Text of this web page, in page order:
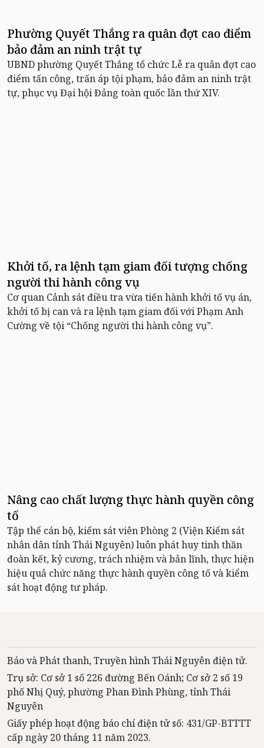
Phường Quyết Thắng ra quân đợt cao điểm
bảo đảm an ninh trật tự
UBND phường Quyết Thắng tổ chức Lễ ra quân đợt cao
điểm tấn công, trấn áp tội phạm, bảo đảm an ninh trật
tự, phục vụ Đại hội Đảng toàn quốc lần thứ XIV.
Khởi tố, ra lệnh tạm giam đối tượng chống
người thi hành công vụ
Cơ quan Cảnh sát điều tra vừa tiến hành khởi tố vụ án,
khởi tố bị can và ra lệnh tạm giam đối với Phạm Anh
Cường về tội “Chống người thi hành công vụ”.
Nâng cao chất lượng thực hành quyền công
tố
Tập thể cán bộ, kiểm sát viên Phòng 2 (Viện Kiểm sát
nhân dân tỉnh Thái Nguyên) luôn phát huy tinh thần
đoàn kết, kỷ cương, trách nhiệm và bản lĩnh, thực hiện
hiệu quả chức năng thực hành quyền công tố và kiểm
sát hoạt động tư pháp.
Báo và Phát thanh, Truyền hình Thái Nguyên điện tử.
Trụ sở: Cơ sở 1 số 226 đường Bến Oánh; Cơ sở 2 số 19
phố Nhị Quý, phường Phan Đình Phùng, tỉnh Thái
Nguyên
Giấy phép hoạt động báo chí điện tử số: 431/GP-BTTTT
cấp ngày 20 tháng 11 năm 2023.